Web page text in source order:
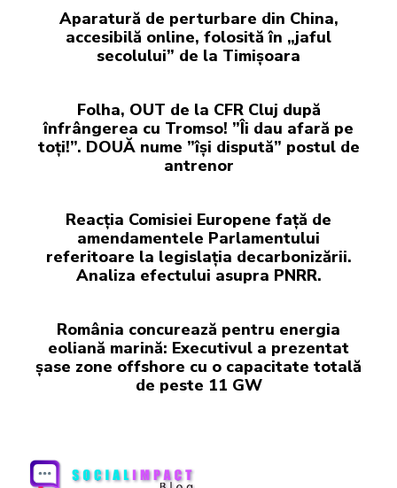
Aparatură de perturbare din China,
accesibilă online, folosită în „jaful
secolului” de la Timișoara
Folha, OUT de la CFR Cluj după
înfrângerea cu Tromso! ”Îi dau afară pe
toți!”. DOUĂ nume ”își dispută” postul de
antrenor
Reacția Comisiei Europene față de
amendamentele Parlamentului
referitoare la legislația decarbonizării.
Analiza efectului asupra PNRR.
România concurează pentru energia
eoliană marină: Executivul a prezentat
șase zone offshore cu o capacitate totală
de peste 11 GW